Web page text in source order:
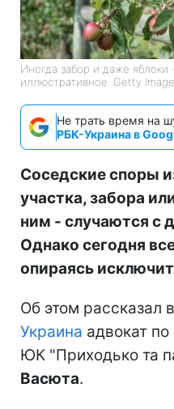
Иногда забор и даже
иллюстративное: Getty
Не трать время на
РБК-Украина в
Соседские споры
участка, забора
ним - случаются с
Однако сегодня
опираясь
Об этом рассказал
Украина адвокат
ЮК "Приходько та
Васюта.